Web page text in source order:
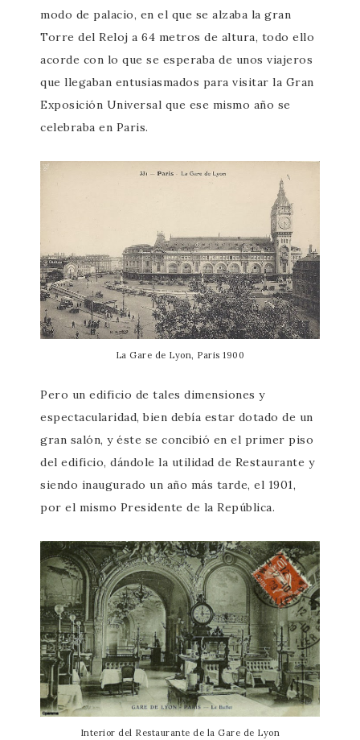
modo de palacio, en el que se alzaba la gran
Torre del Reloj a 64 metros de altura, todo ello
acorde con lo que se esperaba de unos viajeros
que llegaban entusiasmados para visitar la Gran
Exposición Universal que ese mismo año se
celebraba en Paris.
La Gare de Lyon, Paris 1900
Pero un edificio de tales dimensiones y
espectacularidad, bien debía estar dotado de un
gran salón, y éste se concibió en el primer piso
del edificio, dándole la utilidad de Restaurante y
siendo inaugurado un año más tarde, el 1901,
por el mismo Presidente de la República.
Interior del Restaurante de la Gare de Lyon